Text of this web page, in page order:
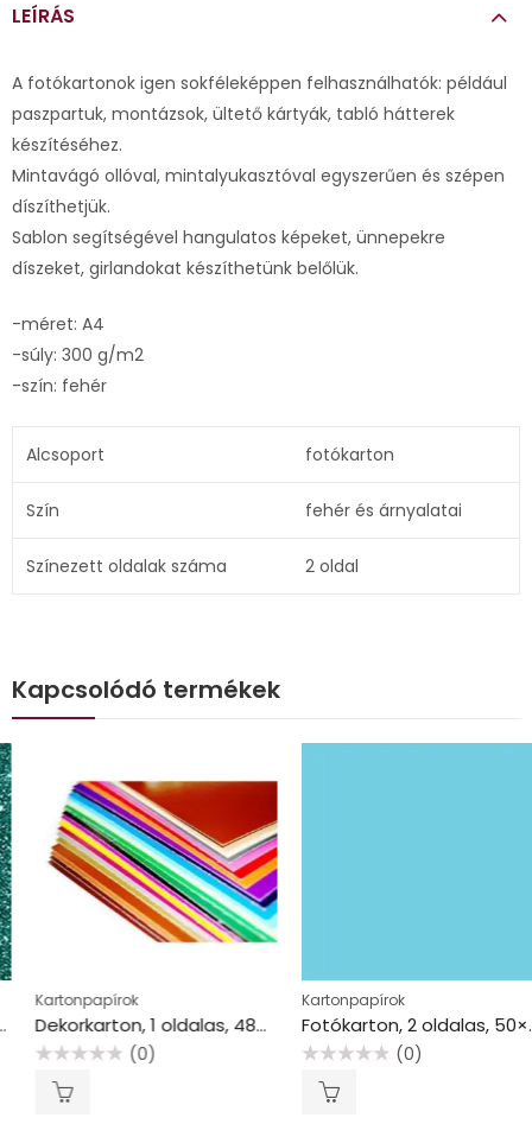
LEÍRÁS
A fotókartonok igen sokféleképpen felhasználhatók: például
paszpartuk, montázsok, ültető kártyák, tabló hátterek
készítéséhez.
Mintavágó ollóval, mintalyukasztóval egyszerűen és szépen
díszíthetjük.
Sablon segítségével hangulatos képeket, ünnepekre
díszeket, girlandokat készíthetünk belőlük.
-méret: A4
-súly: 300 g/m2
-szín: fehér
Alcsoport fotókarton
Szín fehér és árnyalatai
Színezett oldalak száma 2 oldal
Kapcsolódó termékek
Kartonpapírok
Dekorkarton, 1 oldalas, 48×68, sötétbarna
(0)
Kartonpapírok
Fotókarton, 2 oldalas, 50×70 cm, 300 g/m2, világoskék
(0)